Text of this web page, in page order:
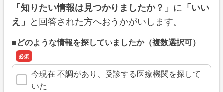
「知りたい情報は見つかりましたか？」 に 「いい
え」 と回答された方へおうかがいします。
■どのような情報を探していましたか（複数選択可）
今現在 不調があり、受診する医療機関を探して
いた